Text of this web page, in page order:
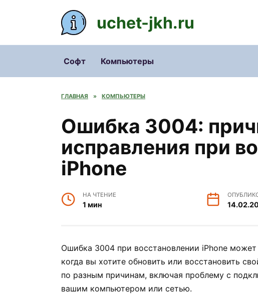
uchet-jkh.ru
Софт Компьютеры
ГЛАВНАЯ » КОМПЬЮТЕРЫ
Ошибка 3004:
исправления при
iPhone
НА ЧТЕНИЕ
1 мин
Ошибка 3004 при восстановлении iPhone
когда вы хотите обновить или восстановить
по разным причинам, включая проблему с
вашим компьютером или сетью.